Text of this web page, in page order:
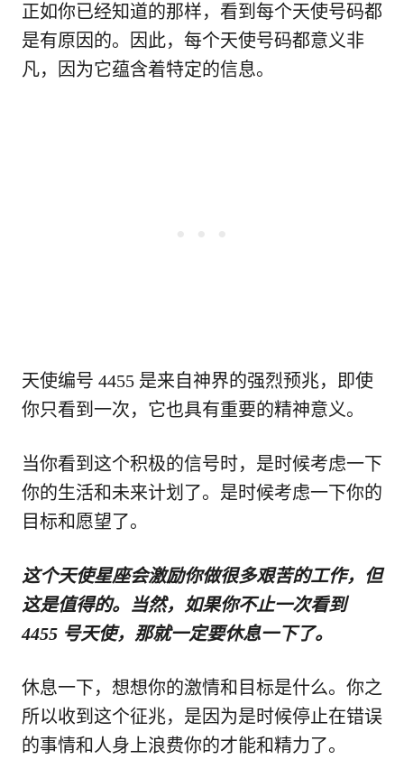
正如你已经知道的那样，看到每个天使号码都
是有原因的。因此，每个天使号码都意义非
凡，因为它蕴含着特定的信息。
天使编号 4455 是来自神界的强烈预兆，即使
你只看到一次，它也具有重要的精神意义。
当你看到这个积极的信号时，是时候考虑一下
你的生活和未来计划了。是时候考虑一下你的
目标和愿望了。
这个天使星座会激励你做很多艰苦的工作，但
这是值得的。当然，如果你不止一次看到
4455 号天使，那就一定要休息一下了。
休息一下，想想你的激情和目标是什么。你之
所以收到这个征兆，是因为是时候停止在错误
的事情和人身上浪费你的才能和精力了。